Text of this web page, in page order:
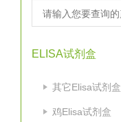
ELISA试剂盒
其它Elisa试剂盒
鸡Elisa试剂盒